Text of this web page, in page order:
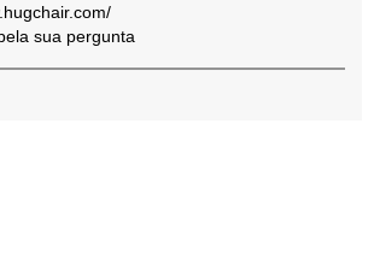
sua pergunta